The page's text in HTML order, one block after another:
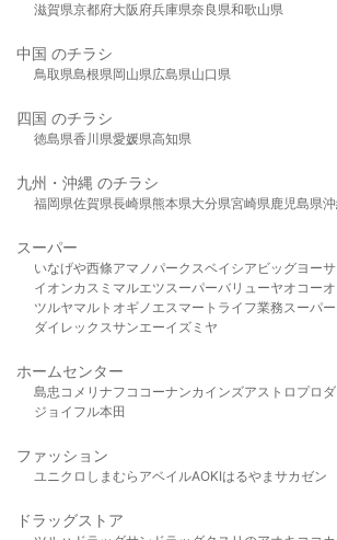
滋賀県京都府大阪府兵庫県奈良県和歌山県
中国 のチラシ
鳥取県島根県岡山県広島県山口県
四国 のチラシ
徳島県香川県愛媛県高知県
九州・沖縄 のチラシ
福岡県佐賀県長崎県熊本県大分県宮崎県鹿児島県
スーパー
いなげや西條アマノパークスベイシア ビッグヨー
イオンカスミ マルエツスーパーバリューヤオコー
ツルヤマルト オギノ エスマート ライフ業務スーパー
ダイレックスサンエーイズミヤ
ホームセンター
島忠 コメリ ナフコ コーナンカインズアストロプロ
ジョイフル本田
ファッション
ユニクロ しまむら アベイルAOKIはるやま サカゼン
ドラッグストア